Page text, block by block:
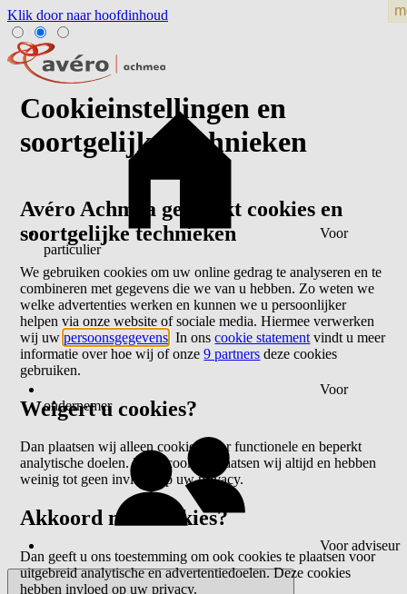
Klik door naar hoofdinhoud
Voor
particulier
Voor
ondernemer
Voor adviseur
Cookieinstellingen en
soortgelijke technieken
Avéro Achmea gebruikt cookies en
soortgelijke technieken
We gebruiken cookies om uw online gedrag te analyseren en te
combineren met gegevens die we van u hebben. Zo weten we
welke advertenties werken en kunnen we u persoonlijker
helpen via onze website of sociale media. Hiermee verwerken
wij uwpersoonsgegevens . In onscookie statement vindt u meer
informatie over hoe wij of onze9 partners deze cookies
gebruiken.
Weigert u cookies?
Dan plaatsen wij alleen cookies voor functionele en beperkt
analytische doelen. Deze cookies plaatsen wij altijd en hebben
weinig tot geen invloed op uw privacy.
Akkoord met cookies?
Dan geeft u ons toestemming om ook cookies te plaatsen voor
uitgebreid analytische en advertentiedoelen. Deze cookies
hebben invloed op uw privacy.